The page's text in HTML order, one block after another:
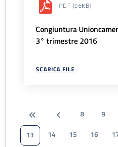
PDF (96KB)
Congiuntura
3° trimestre 2016
SCARICA FILE
8 9
13
14 15 16